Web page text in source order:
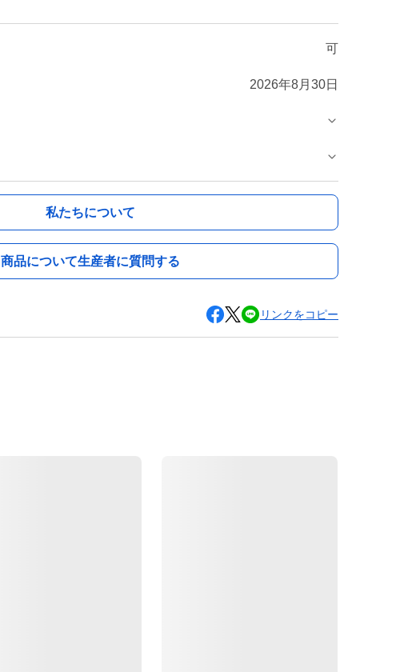
可
2026年8月30日
私たちについて
商品について生産者に質問する
リンクをコピー